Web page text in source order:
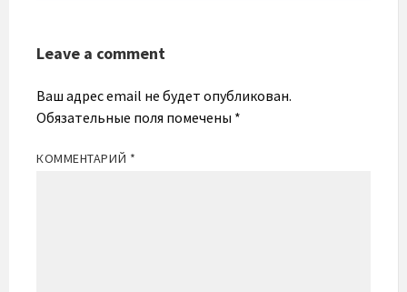
Leave a comment
Ваш адрес email не будет опубликован.
Обязательные поля помечены *
КОММЕНТАРИЙ *